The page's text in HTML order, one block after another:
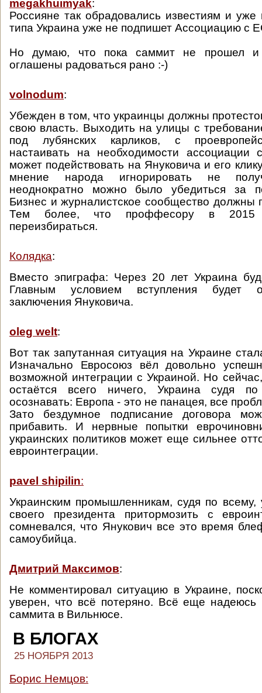
megakhuimyak:
Россияне так обрадовались известиям и
типа Украина уже не подпишет Ассоциацию с
Но думаю, что пока саммит не прошел
оглашены радоваться рано :-)
volnodum:
Убежден в том, что украинцы должны
свою власть. Выходить на улицы с
под лубянских карликов, с
настаивать на необходимости
может подействовать на Януковича и его
мнение народа игнорировать не
неоднократно можно было убедиться за
Бизнес и журналистское сообщество должны
Тем более, что проффесору в 2015
переизбираться.
Колядка:
Вместо эпиграфа: Через 20 лет Украина
Главным условием вступления будет
заключения Януковича.
oleg welt:
Вот так запутанная ситуация на Украине
Изначально Евросоюз вёл довольно
возможной интеграции с Украиной. Но
остаётся всего ничего, Украина судя
осознавать: Европа - это не панацея, все
Зато бездумное подписание договора
прибавить. И нервные попытки
украинских политиков может еще сильнее
евроинтеграции.
pavel shipilin:
Украинским промышленникам, судя по всему,
своего президента притормозить с
сомневался, что Янукович все это время
самоубийца.
Дмитрий Максимов:
Не комментировал ситуацию в Украине,
уверен, что всё потеряно. Всё еще надеюсь
саммита в Вильнюсе.
В БЛОГАХ
25 НОЯБРЯ 2013
Борис Немцов: